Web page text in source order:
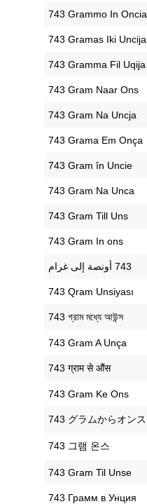
‎743 Grammo In Oncia
‎743 Gramas Iki Uncija
‎743 Gramma Fil Uqija
‎743 Gram Naar Ons
‎743 Gram Na Uncja
‎743 Grama Em Onça
‎743 Gram în Uncie
‎743 Gram Na Unca
‎743 Gram Till Uns
‎743 Gram In ons
‎743 Qram Unsiyası
‎743 গ্রাম মধ্যে আউন্স
‎743 Gram A Unça
‎743 ग्राम से औंस
‎743 Gram Ke Ons
‎743 グラムからオンス
‎743 그램 온스
‎743 Gram Til Unse
‎743 Грамм в Унция